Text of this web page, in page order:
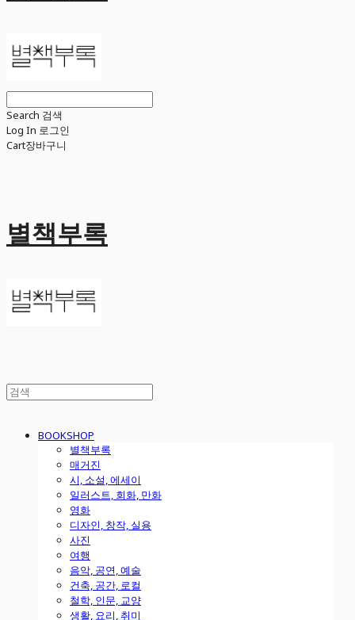
Search 검색
Log In 로그인
Cart장바구니
별책부록
BOOKSHOP
별책부록
매거진
시, 소설, 에세이
일러스트, 회화, 만화
영화
디자인, 창작, 실용
사진
여행
음악, 공연, 예술
건축, 공간, 로컬
철학, 인문, 교양
생활, 요리, 취미